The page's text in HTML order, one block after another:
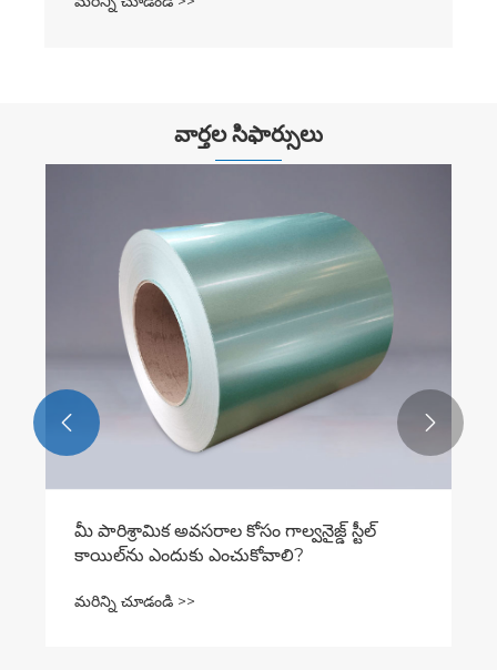
వార్తల సిఫార్సులు
చూడండి >>
 